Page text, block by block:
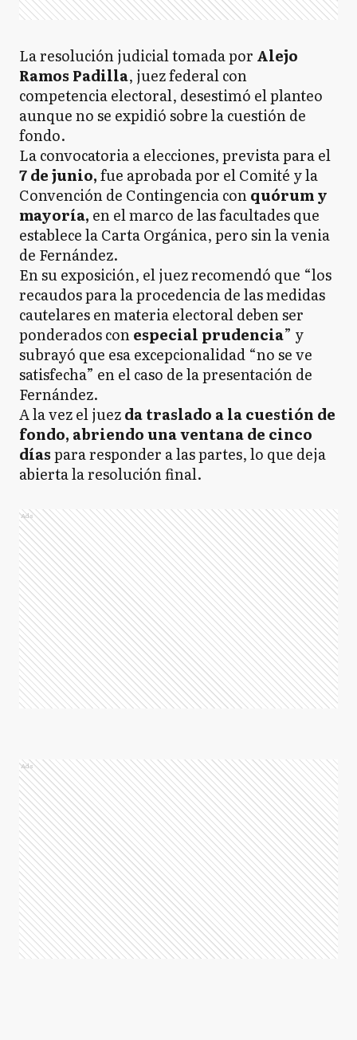
La resolución judicial tomada por Alejo
Ramos Padilla, juez federal con
competencia electoral, desestimó el planteo
aunque no se expidió sobre la cuestión de
fondo.
La convocatoria a elecciones, prevista para el
7 de junio,fue aprobada por el Comité y la
Convención de Contingencia conquórum y
mayoría, en el marco de las facultades que
establece la Carta Orgánica, pero sin la venia
de Fernández.
En su exposición, el juez recomendó que “los
recaudos para la procedencia de las medidas
cautelares en materia electoral deben ser
ponderados conespecial prudencia” y
subrayó que esa excepcionalidad “no se ve
satisfecha” en el caso de la presentación de
Fernández.
A la vez el juezda traslado a la cuestión de
fondo, abriendo una ventana de cinco
díaspara responder a las partes, lo que deja
abierta la resolución final.
Ads
Ads